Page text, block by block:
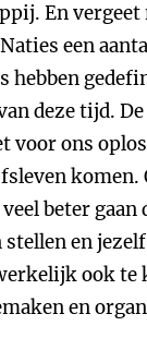
En
een
hebben
deze tijd.
voor ons
komen.
beter gaan
stellen en
ook te
en